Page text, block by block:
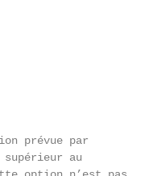
prévue par
au